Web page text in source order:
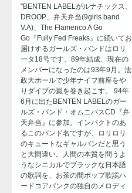
"BENTEN LABELがルナチックス、
DROOP、弁天弁当(9girls band
V.A)、The Flamenco A Go
Go『Fully Fed Freaks』に続いてお
届けするガールズ・バンドはロリ
ータ18号です。89年結成、現在の
メンバーになったのは93年9月。法
政大ホールで少年ナイフ前座をや
りダイブの嵐を巻き起こす。 94年
6月に出たBENTEN LABELのガー
ルズ・バンド・オムニバスCD『弁
天弁当』に参加。インパクトのあ
るこのバンド名ですが、ロリロリ
のキュートなギャルバンだと思う
と大間違い。人間の本質を問うよ
うなシニカルでブラックな日本語
の歌詞を、お茶の間ポップ歌謡ハ
ードコアパンクの独自のメロディ